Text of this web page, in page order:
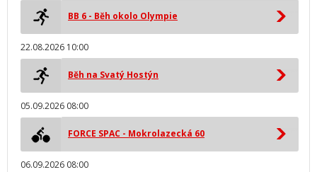
BB 6 - Běh okolo Olympie
22.08.2026 10:00
Běh na Svatý Hostýn
05.09.2026 08:00
FORCE SPAC - Mokrolazecká 60
06.09.2026 08:00